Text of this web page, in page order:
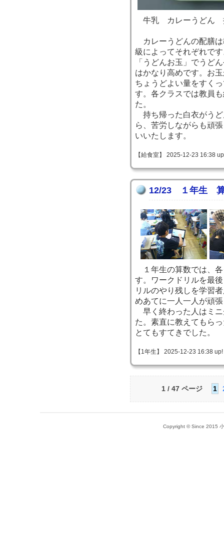
牛乳 カレーうどん
カレーうどんの配膳は
級によってそれぞれで
「うどんお玉」でうど
はかなり高めです。お
ちょうどよい量をすく
す。各クラスでは教員
た。
持ち帰った白衣がうど
ら、苦労しながらも頑
いいたします。
【給食室】 2025-12-23 16:38
12/23 １年生
１年生の算数では、各
す。ワークドリルを最
リルのやり残しを学習
めあてに一人一人が頑
早く終わった人はミニ
た。素直に教えてもら
とてもすてきでした。
【1年生】 2025-12-23 16:38 up!
1 / 47 ページ 1
Copyright © Since 2015